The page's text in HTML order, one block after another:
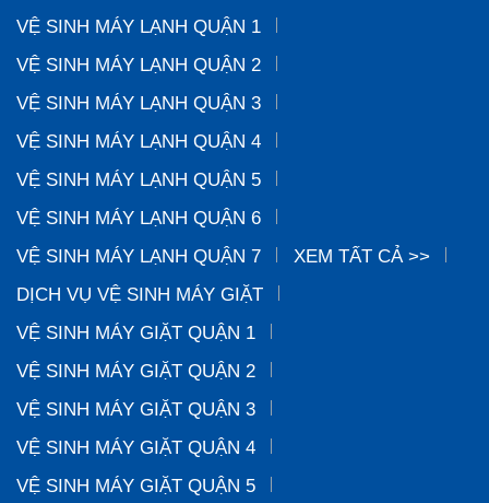
VỆ SINH MÁY LẠNH QUẬN 1
VỆ SINH MÁY LẠNH QUẬN 2
VỆ SINH MÁY LẠNH QUẬN 3
VỆ SINH MÁY LẠNH QUẬN 4
VỆ SINH MÁY LẠNH QUẬN 5
VỆ SINH MÁY LẠNH QUẬN 6
VỆ SINH MÁY LẠNH QUẬN 7
XEM TẤT CẢ >>
DỊCH VỤ VỆ SINH MÁY GIẶT
VỆ SINH MÁY GIẶT QUẬN 1
VỆ SINH MÁY GIẶT QUẬN 2
VỆ SINH MÁY GIẶT QUẬN 3
VỆ SINH MÁY GIẶT QUẬN 4
VỆ SINH MÁY GIẶT QUẬN 5